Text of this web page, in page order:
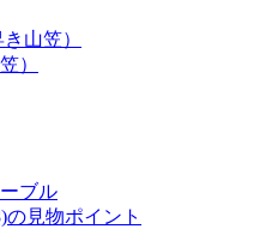
山笠）
）
ブル
の見物ポイント